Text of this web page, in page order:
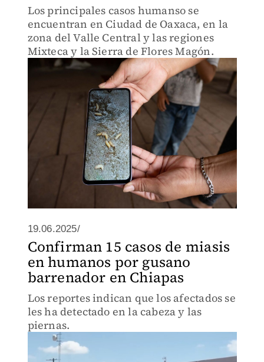
Los principales casos humanso se
encuentran en Ciudad de Oaxaca, en la
zona del Valle Central y las regiones
Mixteca y la Sierra de Flores Magón.
19.06.2025/
Confirman 15 casos de miasis
en humanos por gusano
barrenador en Chiapas
Los reportes indican que los afectados se
les ha detectado en la cabeza y las
piernas.